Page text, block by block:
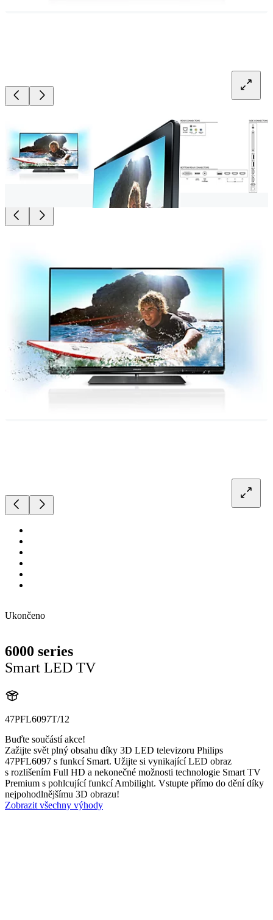
Ukončeno
6000 series
Smart LED TV
47PFL6097T/12
Buďte součástí akce!
Zažijte svět plný obsahu díky 3D LED televizoru Philips
47PFL6097 s funkcí Smart. Užijte si vynikající LED obraz
s rozlišením Full HD a nekonečné možnosti technologie Smart TV
Premium s pohlcující funkcí Ambilight. Vstupte přímo do dění díky
nejpohodlnějšímu 3D obrazu!
Zobrazit všechny výhody